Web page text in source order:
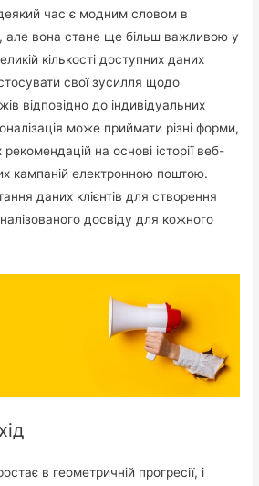
час є модним словом в
але вона стане ще більш важливою у
кількості доступних даних
свої зусилля щодо
відповідно до індивідуальних
може приймати різні форми,
на основі історії веб-
кампаній електронною поштою.
даних клієнтів для створення
досвіду для кожного
в геометричній прогресії, і